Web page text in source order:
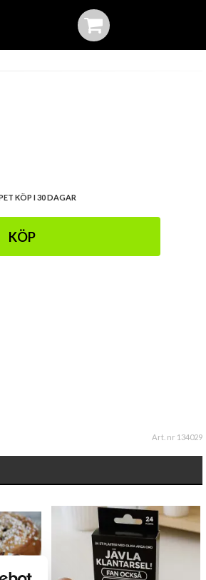
KÖP I 30 DAGAR
KÖP
Art. nr 134029